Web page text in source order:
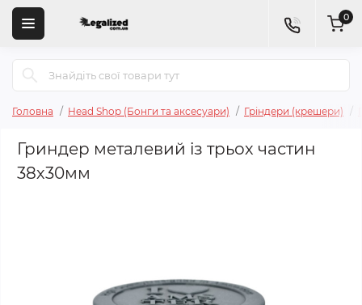
0
Головна Head Shop (Бонги та аксесуари) Гріндери (крешери)
Гриндер металевий із трьох частин
38х30мм